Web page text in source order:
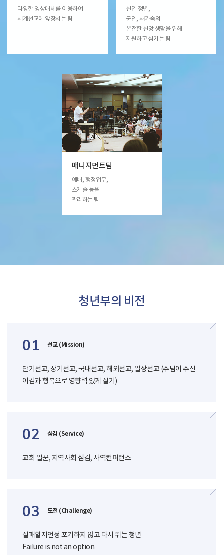
다양한 영상매체를 이용하여
세계선교에 앞장서는 팀
신입 청년,
군인, 새가족의
온전한 신앙 생활을 위해
지원하고 섬기는 팀
매니지먼트팀
예배, 행정업무,
스케줄 등을
관리하는 팀
청년부의 비전
01 선교 (Mission)
단기선교, 장기선교, 국내선교, 해외선교, 일상선교 (주님이 주신
이김과 행복으로 영향력 있게 살기)
02 섬김 (Service)
교회 일꾼, 지역사회 섬김, 사역컨퍼런스
03 도전 (Challenge)
실패할지언정 포기하지 않고 다시 뛰는 청년
Failure is not an option